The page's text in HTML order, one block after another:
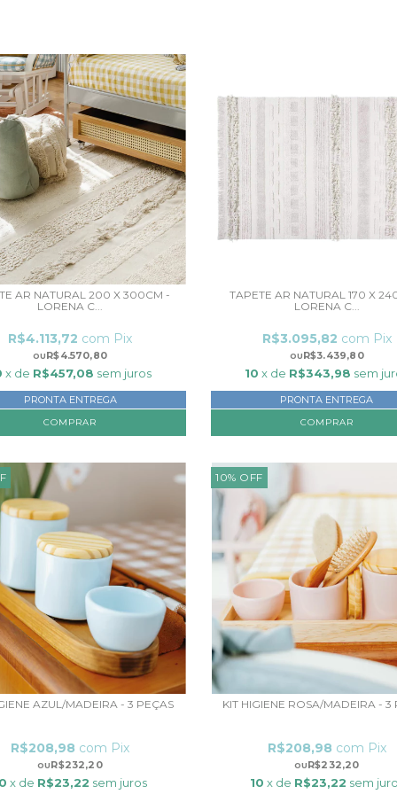
AR NATURAL 200 X 300CM -
LORENA C...
R$4.570,80
R$4.113,72 com Pix
x de R$457,08 sem juros
PRONTA ENTREGA
TAPETE AR NATURAL 170 X
LORENA C...
R$3.439,80
R$3.095,82 com Pix
10 x de R$343,98 sem
PRONTA ENTREGA
AZUL/MADEIRA - 3 PEÇAS
R$232,20
R$208,98 com Pix
x de R$23,22 sem juros
10% OFF
KIT HIGIENE ROSA/MADEIRA - 3
R$232,20
R$208,98 com Pix
10 x de R$23,22 sem